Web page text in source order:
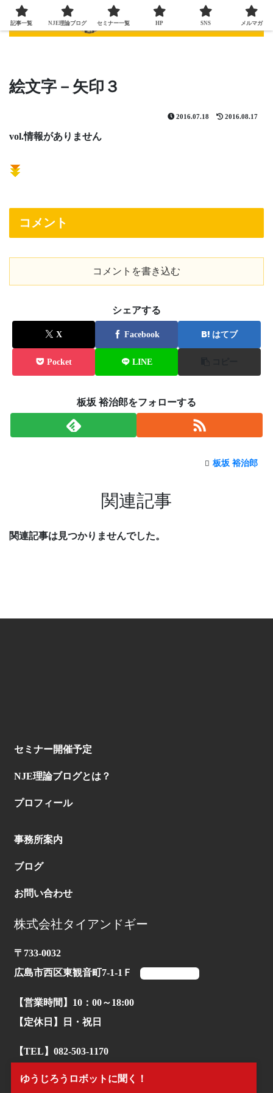
絵文字－矢印３
2016.07.18 2016.08.17
vol.情報がありません
コメント
コメントを書き込む
シェアする
X Facebook はてブ
Pocket LINE
板坂 裕治郎をフォローする
板坂 裕治郎
関連記事
関連記事は見つかりませんでした。
セミナー開催予定
NJE理論ブログとは？
プロフィール
事務所案内
ブログ
お問い合わせ
株式会社タイアンドギー
〒733-0032
広島市西区東観音町7-1-1Ｆ
【営業時間】10：00～18:00
【定休日】日・祝日
【TEL】082-503-1170
記事一覧 NJE理論ブログ セミナー一覧 HP SNS メルマガ
ゆうじろうロボットに聞く！